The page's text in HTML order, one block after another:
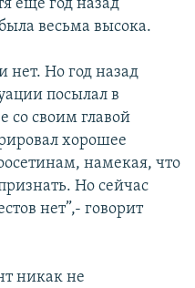
еще год назад
весьма высока.
нет. Но год назад
посылал в
со своим главой
хорошее
намекая, что
Но сейчас
нет”,- говорит
никак не